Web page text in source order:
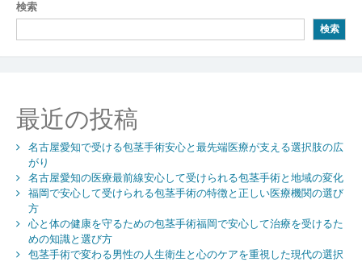
ゲ
ー
ョ
ン
検索
検索
最近の投稿
名古屋愛知で受ける包茎手術安心と最先端医療が支える選択肢の広
がり
名古屋愛知の医療最前線安心して受けられる包茎手術と地域の変化
福岡で安心して受けられる包茎手術の特徴と正しい医療機関の選び
方
心と体の健康を守るための包茎手術福岡で安心して治療を受けるた
めの知識と選び方
包茎手術で変わる男性の人生衛生と心のケアを重視した現代の選択